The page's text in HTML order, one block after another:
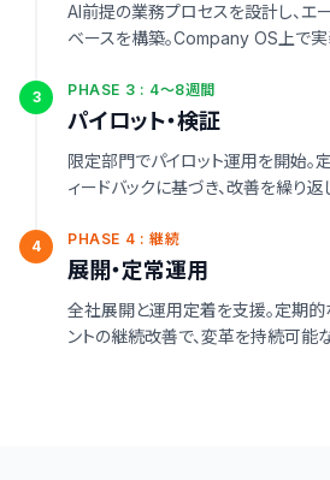
AI前提の業務プロセスを設計し、エ
ベースを構築。Company OS上で実
3 PHASE 3 : 4〜8週間
パイロット・検証
限定部門でパイロット運用を開始。
ィードバックに基づき、改善を繰り返
4 PHASE 4 : 継続
展開・定常運用
全社展開と運用定着を支援。定期的
ントの継続改善で、変革を持続可能